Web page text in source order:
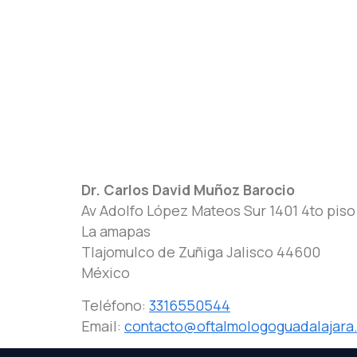
Dr. Carlos David Muñoz Barocio
Av Adolfo López Mateos Sur 1401 4to piso
La amapas
Tlajomulco de Zuñiga Jalisco 44600
México
Teléfono: 3316550544
Email: